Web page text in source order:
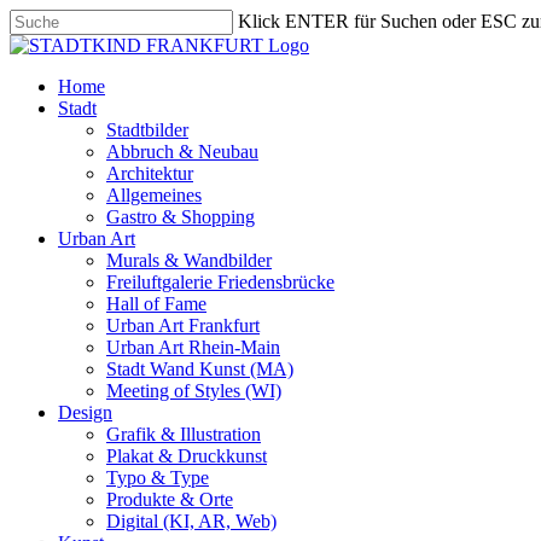
Skip
to
content
Klick ENTER für Suchen oder ESC
Close
search
Menu
Home
Stadt
Stadtbilder
Abbruch & Neubau
Architektur
Allgemeines
Gastro & Shopping
Urban Art
Murals & Wandbilder
Freiluftgalerie Friedensbrücke
Hall of Fame
Urban Art Frankfurt
Urban Art Rhein-Main
Stadt Wand Kunst (MA)
Meeting of Styles (WI)
Design
Grafik & Illustration
Plakat & Druckkunst
Typo & Type
Produkte & Orte
Digital (KI, AR, Web)